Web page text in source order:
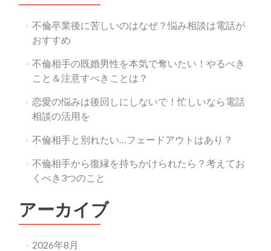
不倫卒業後に苦しいのはなぜ？悩み相談は電話が
おすすめ
不倫相手の既婚男性を本気で奪いたい！やるべき
こと＆注意すべきことは？
恋愛の悩みは後回しにしないで！忙しいなら電話
相談の活用を
不倫相手と別れたい…フェードアウトはあり？
不倫相手から復縁を持ちかけられたら？考えてお
くべき3つのこと
アーカイブ
2026年8月